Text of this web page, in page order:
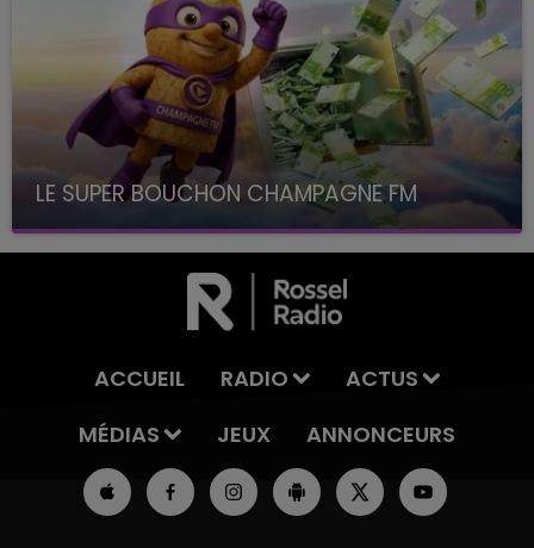
LE SUPER BOUCHON CHAMPAGNE FM
avec La Famille Champagne FM, à 8H10
ACCUEIL RADIO
ACTUS
MÉDIAS
JEUX ANNONCEURS